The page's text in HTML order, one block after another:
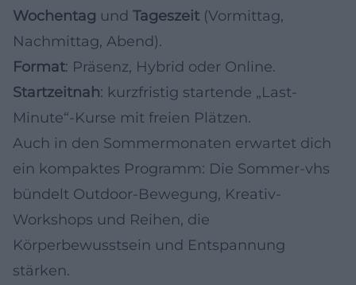
Wochentag und Tageszeit (Vormittag,
Nachmittag, Abend).
Format: Präsenz, Hybrid oder Online.
Startzeitnah: kurzfristig startende „Last-
Minute“-Kurse mit freien Plätzen.
Auch in den Sommermonaten erwartet dich
ein kompaktes Programm: Die Sommer‑vhs
bündelt Outdoor-Bewegung, Kreativ-
Workshops und Reihen, die
Körperbewusstsein und Entspannung
stärken.